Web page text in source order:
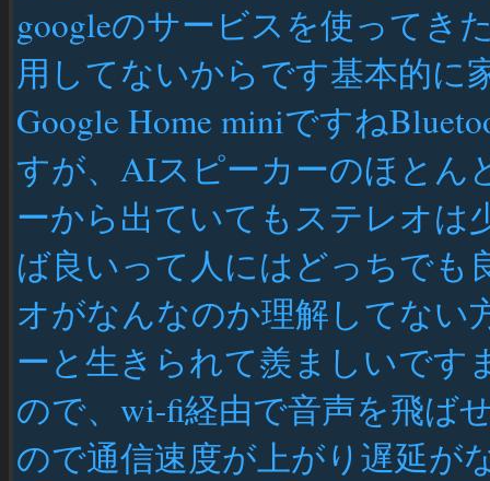
googleのサービスを使ってき
用してないからです基本的に
Google Home miniですね
すが、AIスピーカーのほとん
ーから出ていてもステレオは
ば良いって人にはどっちで
オがなんなのか理解してない
ーと生きられて羨ましいです
ので、wi-fi経由で音声を飛ば
ので通信速度が上がり遅延が